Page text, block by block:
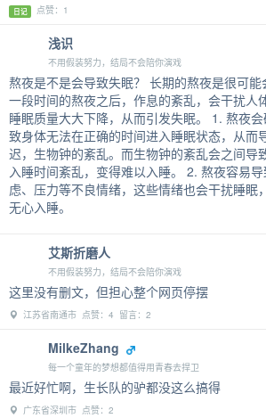
日记 点赞：1
浅识
不用假装努力，结局不会陪你演戏
熬夜是不是会导致失眠？ 长期的熬夜是很可
一段时间的熬夜之后，作息的紊乱，会干扰人
睡眠质量大大下降，从而引发失眠。 1. 熬夜
致身体无法在正确的时间进入睡眠状态，从而
迟，生物钟的紊乱。而生物钟的紊乱会之间导
入睡时间紊乱，变得难以入睡。 2. 熬夜容易
虑、压力等不良情绪，这些情绪也会干扰睡眠
无心入睡。
艾斯折磨人
不用假装努力，结局不会陪你演戏
这里没有删文，但担心整个网页停摆
江苏省南通市 点赞：4 留言：2
MilkeZhang
每一个童年的梦想都值得用青春去捍卫
最近好忙啊，生长队的驴都没这么搞得
广东省深圳市 点赞：2